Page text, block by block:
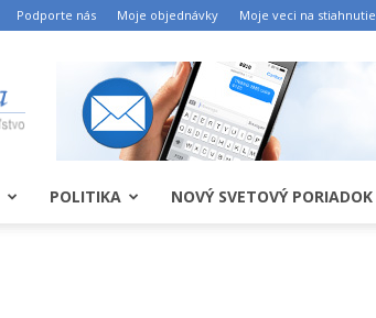
Podporte nás Moje objednávky Moje veci na stiahnutie
POLITIKA NOVÝ SVETOVÝ PORIADOK